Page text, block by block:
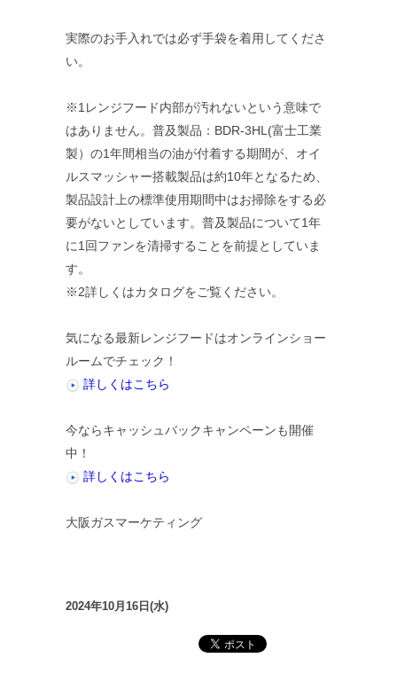
実際のお手入れでは必ず手袋を着用してくださ
い。
※1レンジフード内部が汚れないという意味で
はありません。普及製品：BDR-3HL(富士工業
製）の1年間相当の油が付着する期間が、オイ
ルスマッシャー搭載製品は約10年となるため、
製品設計上の標準使用期間中はお掃除をする必
要がないとしています。普及製品について1年
に1回ファンを清掃することを前提としていま
す。
※2詳しくはカタログをご覧ください。
気になる最新レンジフードはオンラインショー
ルームでチェック！
詳しくはこちら
今ならキャッシュバックキャンペーンも開催
中！
詳しくはこちら
大阪ガスマーケティング
2024年10月16日(水)